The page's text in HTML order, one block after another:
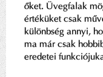
őket. Üvegfalak
értéküket csak
különbség annyi,
ma már csak
eredetei